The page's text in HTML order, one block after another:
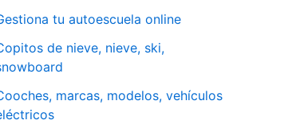
tu autoescuela online
de nieve, nieve, ski,
marcas, modelos, vehículos